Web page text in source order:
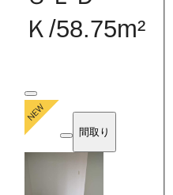
Ｋ /58.75m²
間取り